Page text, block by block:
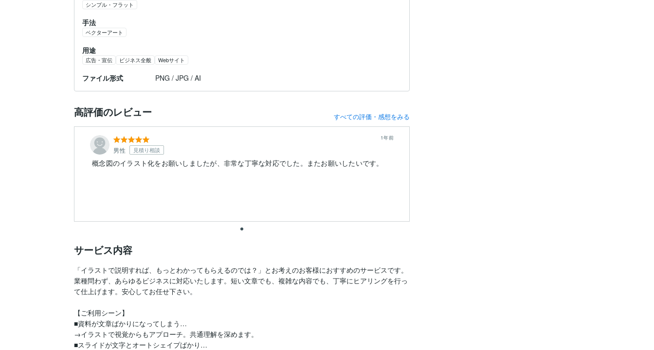
シンプル・フラット
手法
ベクターアート
用途
広告・宣伝 ビジネス全般 Webサイト
ファイル形式 PNG / JPG / AI
高評価のレビュー すべての評価・感想をみる
男性 見積り相談
1年前
概念図のイラスト化をお願いしましたが、非常な丁寧な対応でした。またお願いしたいです。
サービス内容
「イラストで説明すれば、もっとわかってもらえるのでは？」とお考えのお客様におすすめのサービスです。
業種問わず、あらゆるビジネスに対応いたします。短い文章でも、複雑な内容でも、丁寧にヒアリングを行っ
て仕上げます。安心してお任せ下さい。
【ご利用シーン】
■資料が文章ばかりになってしまう…
→イラストで視覚からもアプローチ。共通理解を深めます。
■スライドが文字とオートシェイプばかり…